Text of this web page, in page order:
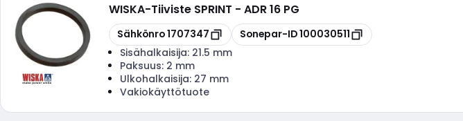
WISKA-Tiiviste SPRINT - ADR 16 PG
Kopioi
Sähkönro1707347 Kopioi
Sonepar-ID100030511
Sisähalkaisija: 21.5 mm
Paksuus: 2 mm
Ulkohalkaisija: 27 mm
Vakiokäyttötuote